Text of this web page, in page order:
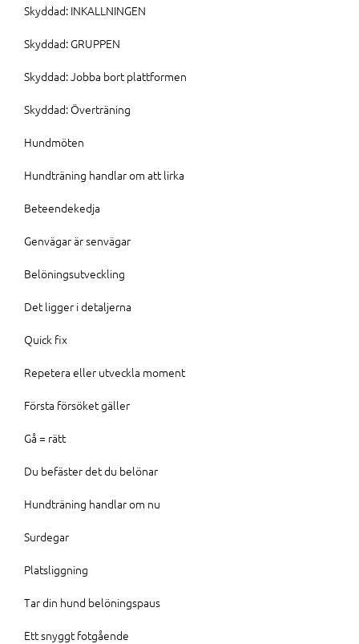
Skyddad: INKALLNINGEN
Skyddad: GRUPPEN
Skyddad: Jobba bort plattformen
Skyddad: Överträning
Hundmöten
Hundträning handlar om att lirka
Beteendekedja
Genvägar är senvägar
Belöningsutveckling
Det ligger i detaljerna
Quick fix
Repetera eller utveckla moment
Första försöket gäller
Gå = rätt
Du befäster det du belönar
Hundträning handlar om nu
Surdegar
Platsliggning
Tar din hund belöningspaus
Ett snyggt fotgående